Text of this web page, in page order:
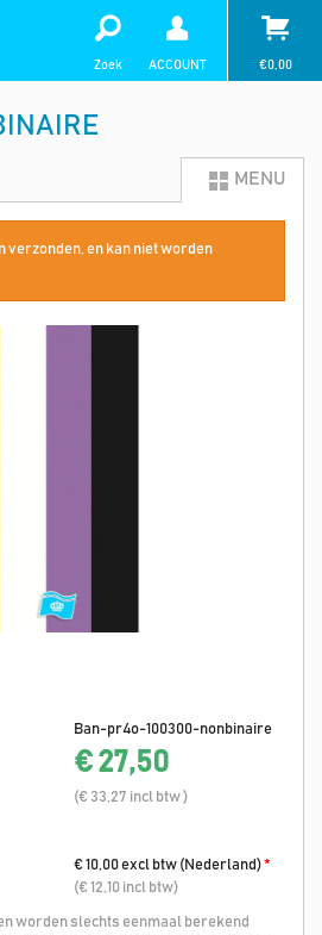
Zoek ACCOUNT €0,00
MENU
verzonden, en kan niet worden
Ban-pr4o-100300-nonbinaire
€ 27,50
(€ 33,27 incl btw )
€ 10,00 excl btw (Nederland)*
(€ 12,10 incl btw)
worden slechts eenmaal berekend